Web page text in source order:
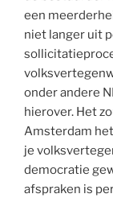
een
niet langer uit
onder andere
hierover. Het
Amsterdam
je
democratie
afspraken is